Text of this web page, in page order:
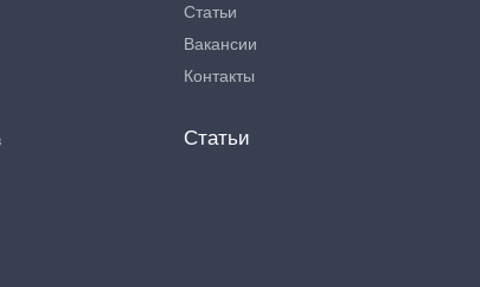
Статьи
Вакансии
Контакты
Статьи